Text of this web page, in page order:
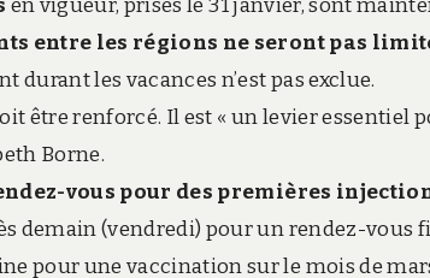
en vigueur, prises le 31 janvier, sont
entre les régions ne seront pas
durant les vacances n’est pas exclue.
être renforcé. Il est « un levier essentiel
Borne.
vous pour des premières
demain (vendredi) pour un rendez-vous
pour une vaccination sur le mois de